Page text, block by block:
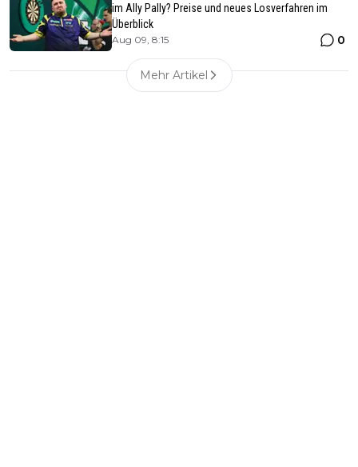
im Ally Pally? Preise und neues Losverfahren im
Überblick
Aug 09, 8:15 0
Mehr Artikel